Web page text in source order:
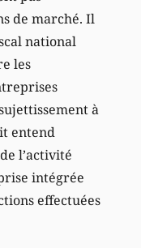
de marché. Il
national
les
à
entend
l’activité
intégrée
effectuées